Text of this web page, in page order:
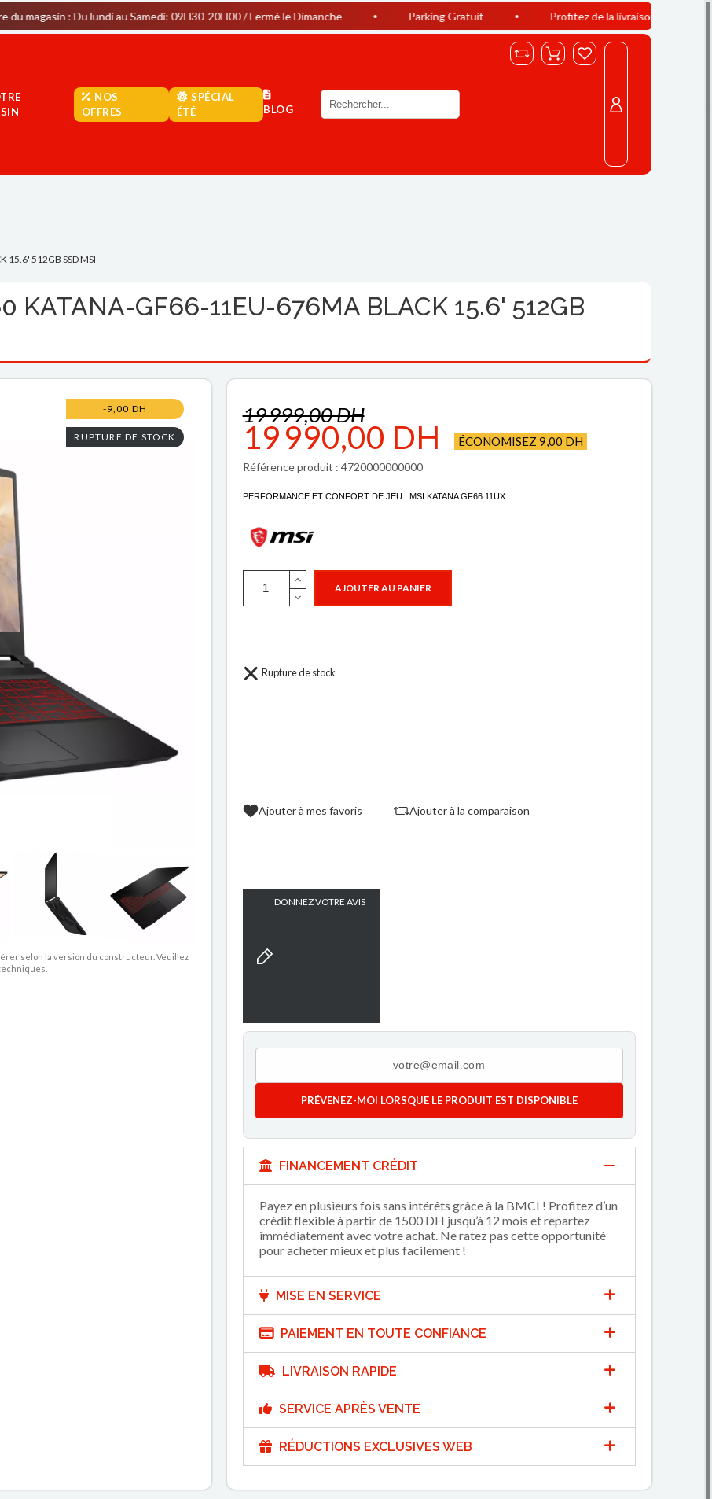
lundi au Samedi: 09H30-20H00 / Fermé le Dimanche Parking Gratuit Profitez de la livraison offerte à Casablanca dès
NOS
OFFRES
SPÉCIAL
ÉTÉ
BLOG
15.6' 512GB SSD MSI
KATANA-GF66-11EU-676MA BLACK 15.6' 512GB
-9,00 DH
RUPTURE DE STOCK
selon la version du constructeur. Veuillez
19 999,00 DH
19 990,00 DH ÉCONOMISEZ 9,00 DH
Référence produit : 4720000000000
PERFORMANCE ET CONFORT DE JEU : MSI KATANA GF66 11UX
AJOUTER AU PANIER
Rupture de stock
Ajouter à mes favoris Ajouter à la comparaison
DONNEZ VOTRE AVIS
PRÉVENEZ-MOI LORSQUE LE PRODUIT EST DISPONIBLE
FINANCEMENT CRÉDIT
Payez en plusieurs fois sans intérêts grâce à la BMCI ! Profitez d’un
crédit flexible à partir de 1500 DH jusqu’à 12 mois et repartez
immédiatement avec votre achat. Ne ratez pas cette opportunité
pour acheter mieux et plus facilement !
MISE EN SERVICE
PAIEMENT EN TOUTE CONFIANCE
LIVRAISON RAPIDE
SERVICE APRÈS VENTE
RÉDUCTIONS EXCLUSIVES WEB